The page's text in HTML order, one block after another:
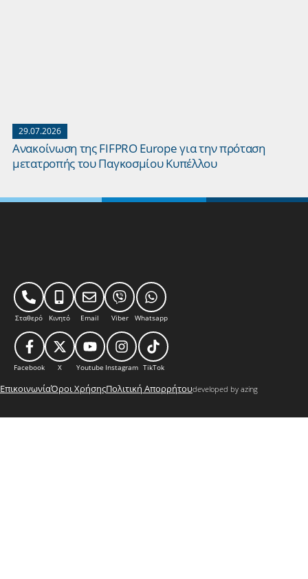
29.07.2026
Ανακοίνωση της FIFPRO Europe για την πρόταση
μετατροπής του Παγκοσμίου Κυπέλλου
Σταθερό Κινητό Email Viber Whatsapp
Facebook X Youtube Instagram TikTok
ΕπικοινωνίαΌροι ΧρήσηςΠολιτική Απορρήτουdeveloped by azing